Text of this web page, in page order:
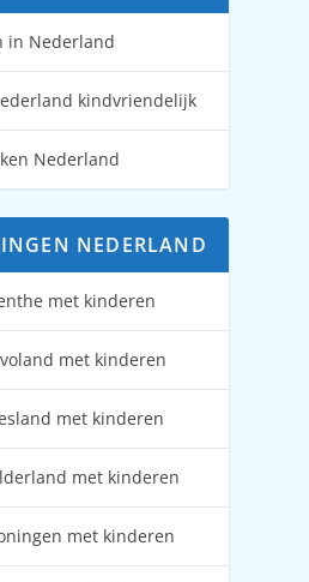
in Nederland
kindvriendelijk
Nederland
NEDERLAND
met kinderen
met kinderen
met kinderen
met kinderen
met kinderen